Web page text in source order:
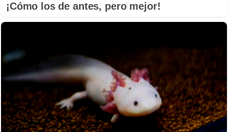
¡Cómo los de antes, pero mejor!